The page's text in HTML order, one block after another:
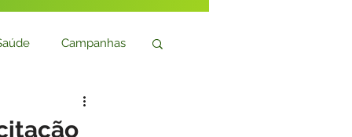
Campanhas
Cultura e Esporte